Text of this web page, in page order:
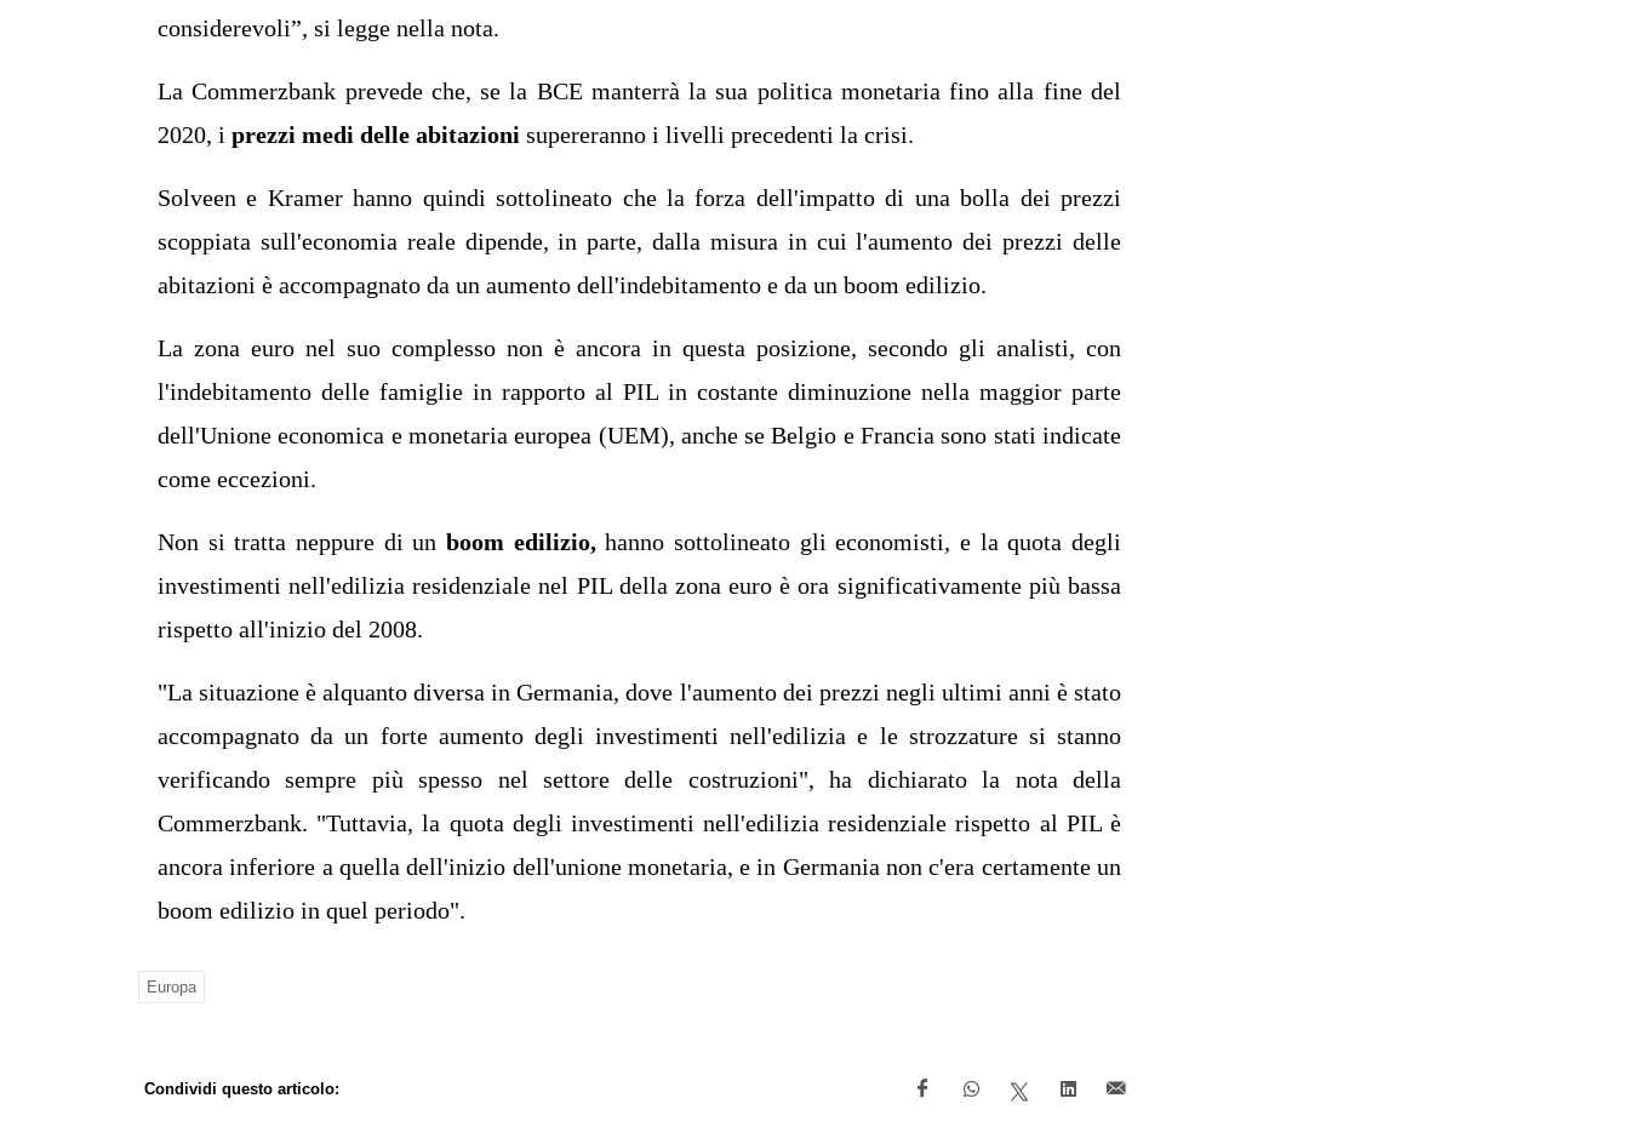
considerevoli”, si legge nella nota.
La Commerzbank prevede che, se la BCE manterrà la sua politica monetaria fino alla fine del
2020, i prezzi medi delle abitazioni supereranno i livelli precedenti la crisi.
Solveen e Kramer hanno quindi sottolineato che la forza dell'impatto di una bolla dei prezzi
scoppiata sull'economia reale dipende, in parte, dalla misura in cui l'aumento dei prezzi delle
abitazioni è accompagnato da un aumento dell'indebitamento e da un boom edilizio.
La zona euro nel suo complesso non è ancora in questa posizione, secondo gli analisti, con
l'indebitamento delle famiglie in rapporto al PIL in costante diminuzione nella maggior parte
dell'Unione economica e monetaria europea (UEM), anche se Belgio e Francia sono stati indicate
come eccezioni.
Non si tratta neppure di un boom edilizio,hanno sottolineato gli economisti, e la quota degli
investimenti nell'edilizia residenziale nel PIL della zona euro è ora significativamente più bassa
rispetto all'inizio del 2008.
"La situazione è alquanto diversa in Germania, dove l'aumento dei prezzi negli ultimi anni è stato
accompagnato da un forte aumento degli investimenti nell'edilizia e le strozzature si stanno
verificando sempre più spesso nel settore delle costruzioni", ha dichiarato la nota della
Commerzbank. "Tuttavia, la quota degli investimenti nell'edilizia residenziale rispetto al PIL è
ancora inferiore a quella dell'inizio dell'unione monetaria, e in Germania non c'era certamente un
boom edilizio in quel periodo".
Europa
Condividi questo articolo: